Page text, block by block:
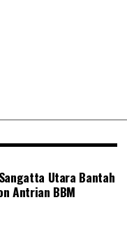
Utara Bantah
Antrian BBM